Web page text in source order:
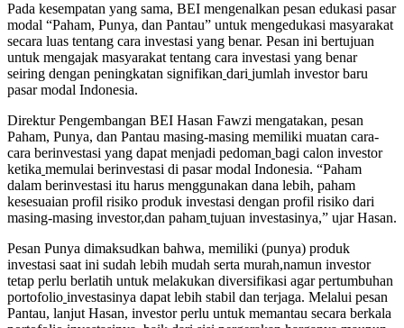
Pada kesempatan yang sama, BEI mengenalkan pesan edukasi pasar
modal “Paham, Punya, dan Pantau” untuk mengedukasi masyarakat
secara luas tentang cara investasi yang benar. Pesan ini bertujuan
untuk mengajak masyarakat tentang cara investasi yang benar
seiring dengan peningkatan signifikan dari jumlah investor baru
pasar modal Indonesia.
Direktur Pengembangan BEI Hasan Fawzi mengatakan, pesan
Paham, Punya, dan Pantau masing-masing memiliki muatan cara-
cara berinvestasi yang dapat menjadi pedoman bagi calon investor
ketika memulai berinvestasi di pasar modal Indonesia. “Paham
dalam berinvestasi itu harus menggunakan dana lebih, paham
kesesuaian profil risiko produk investasi dengan profil risiko dari
masing-masing investor,dan paham tujuan investasinya,” ujar Hasan.
Pesan Punya dimaksudkan bahwa, memiliki (punya) produk
investasi saat ini sudah lebih mudah serta murah,namun investor
tetap perlu berlatih untuk melakukan diversifikasi agar pertumbuhan
portofolio investasinya dapat lebih stabil dan terjaga. Melalui pesan
Pantau, lanjut Hasan, investor perlu untuk memantau secara berkala